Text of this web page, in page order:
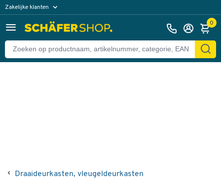
Zakelijke klanten
Particuliere klanten 0
Draaideurkasten, vleugeldeurkasten
Terug